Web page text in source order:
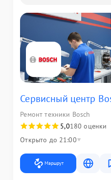
Сервисный центр
Ремонт техники Bosch
5,0180 оценки
Открыто до 21:00
Маршрут